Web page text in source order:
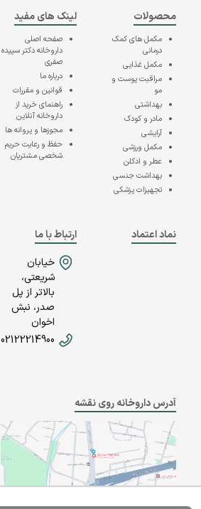
محصولات
مکمل های کمک
درمانی
مکمل غذایی
مراقبت پوست و
مو
بهداشتی
مادر و کودک
آرایشی
مکمل ورزشی
عطر و ادکلن
بهداشت جنسی
تجهیزات پزشکی
لینک های مفید
صفحه اصلی
داروخانه دکتر سپیده
صفری
درباره ما
قوانین و مقررات
راهنمای خرید از
داروخانه آنلاین
مجوزها و پروانه ها
حفظ و رعایت حریم
شخصی مشتریان
نماد اعتماد
ارتباط با ما
خیابان
شریعتی،
بالاتر از پل
صدر، نبش
اخوان
02122214900
آدرس داروخانه روی نقشه